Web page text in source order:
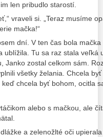
len pribudlo starostí.
vraveli si. „Teraz musíme
mačka!“
dní. V ten čas bola
ublížila. Tu sa raz stala veľká
Janko zostal celkom sám.
všetky želania. Chcela
chcela byť bohom, ocitla
alebo s mačkou, ale
a zelenožlté oči